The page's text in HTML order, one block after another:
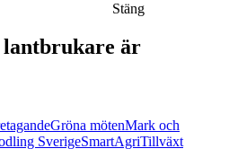
Stäng
lantbrukare är
Gröna mötenMark och
SverigeSmartAgriTillväxt